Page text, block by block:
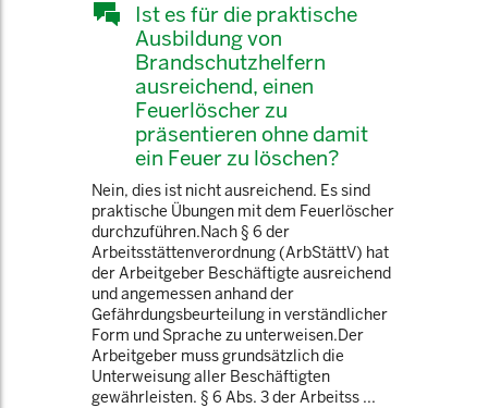
Ist es für die praktische
Ausbildung von
Brandschutzhelfern
ausreichend, einen
Feuerlöscher zu
präsentieren ohne damit
ein Feuer zu löschen?
Nein, dies ist nicht ausreichend. Es sind
praktische Übungen mit dem Feuerlöscher
durchzuführen.Nach § 6 der
Arbeitsstättenverordnung (ArbStättV) hat
der Arbeitgeber Beschäftigte ausreichend
und angemessen anhand der
Gefährdungsbeurteilung in verständlicher
Form und Sprache zu unterweisen.Der
Arbeitgeber muss grundsätzlich die
Unterweisung aller Beschäftigten
gewährleisten. § 6 Abs. 3 der Arbeitss ...